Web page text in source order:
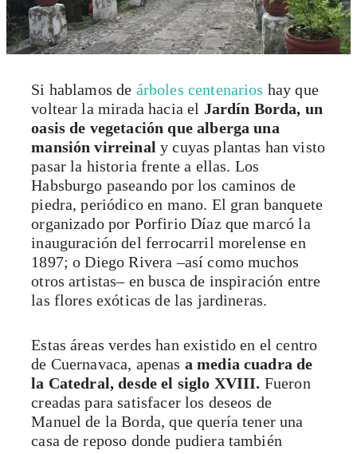
Si hablamos de árboles centenarios hay que
voltear la mirada hacia el Jardín Borda, un
oasis de vegetación que alberga una
mansión virreinal y cuyas plantas han visto
pasar la historia frente a ellas. Los
Habsburgo paseando por los caminos de
piedra, periódico en mano. El gran banquete
organizado por Porfirio Díaz que marcó la
inauguración del ferrocarril morelense en
1897; o Diego Rivera –así como muchos
otros artistas– en busca de inspiración entre
las flores exóticas de las jardineras.
Estas áreas verdes han existido en el centro
de Cuernavaca, apenas a media cuadra de
la Catedral, desde el siglo XVIII. Fueron
creadas para satisfacer los deseos de
Manuel de la Borda, que quería tener una
casa de reposo donde pudiera también